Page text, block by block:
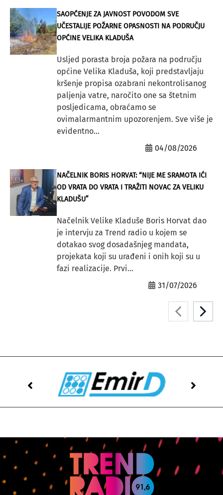
SAOPĆENJE ZA JAVNOST POVODOM SVE
UČESTALIJE POŽARNE OPASNOSTI NA PODRUČJU
OPĆINE VELIKA KLADUŠA
Usljed porasta broja požara na području
općine Velika Kladuša, koji predstavljaju
kršenje propisa ozabrani nekontrolisanog
paljenja vatre, naročito one sa štetnim
posljedicama, obraćamo se
ovimalarmantnim upozorenjem. Sve više je
evidentno...
04/08/2026
NAČELNIK BORIS HORVAT: “NIJE ME SRAMOTA IĆI
OD VRATA DO VRATA I TRAŽITI NOVAC ZA VELIKU
KLADUŠU”
Načelnik Velike Kladuše Boris Horvat dao
je intervju za Trend radio u kojem se
dotakao svog dosadašnjeg mandata,
projekata koji su urađeni i onih koji su u
fazi realizacije. Prvi...
31/07/2026